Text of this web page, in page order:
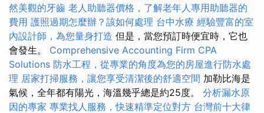
然美觀的牙齒 老人助聽器價格，了解老年人專用助聽器的
費用 護照過期怎麼辦？該如何處理 台中水療 經驗豐富的室
內設計師，為您量身打造 但是，當您預訂時便宜時，它也
會發生。 Comprehensive Accounting Firm CPA
Solutions 防水工程，從專業的角度為您的房屋進行防水處
理 居家打掃服務，讓您享受清潔後的舒適空間 加勒比海是
氣候，全年都有陽光，海溫幾乎總是約25度。 分析漏水原
因的專家 專業找人服務，快速精準定位對方 台灣前十大律